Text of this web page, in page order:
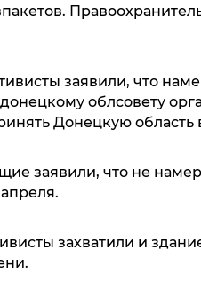
заявили, что
облсовету
Донецкую область
заявили, что не
захватили и